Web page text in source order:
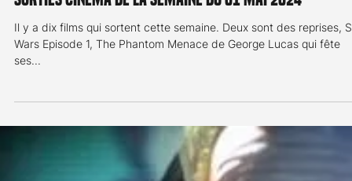
peut voir Des alligators particulièrement énervés dans Bad Boys:
Ride...